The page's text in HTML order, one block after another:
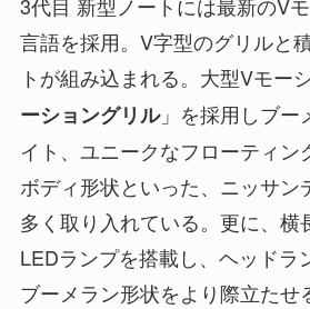
3代目 新型ノートには最新のV
言語を採用。V字型のグリルと
トが組み込まれる。大型Vモー
ーショングリル」を採用しブー
イト、ユニークなフローティン
ボディ形状といった、ニッサン
多く取り入れている。更に、横
LEDランプを搭載し、ヘッドラ
ブーメラン形状をより際立たせ